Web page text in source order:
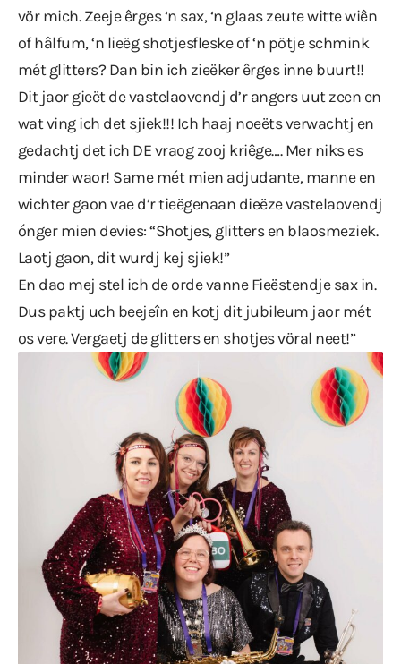
vör mich. Zeeje êrges ‘n sax, ‘n glaas zeute witte wiên
of hâlfum, ‘n lieëg shotjesfleske of ‘n pötje schmink
mét glitters? Dan bin ich zieëker êrges inne buurt!!
Dit jaor gieët de vastelaovendj d’r angers uut zeen en
wat ving ich det sjiek!!! Ich haaj noeëts verwachtj en
gedachtj det ich DE vraog zooj kriêge…. Mer niks es
minder waor! Same mét mien adjudante, manne en
wichter gaon vae d’r tieëgenaan dieëze vastelaovendj
ónger mien devies: “Shotjes, glitters en blaosmeziek.
Laotj gaon, dit wurdj kej sjiek!”
En dao mej stel ich de orde vanne Fieëstendje sax in.
Dus paktj uch beejeîn en kotj dit jubileum jaor mét
os vere. Vergaetj de glitters en shotjes vöral neet!”